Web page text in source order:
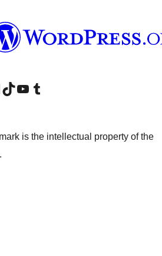
LinkedIn kontu
Apmeklējiet mūsu TikTok kontu
Apmeklējiet mūsu YouTube kanālu
Apmeklējiet mūsu Tumblr kontu
is the intellectual property of the